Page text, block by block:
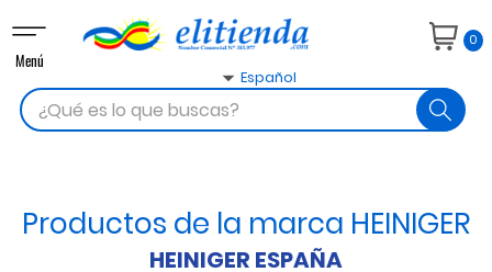
Navegación
de
palanca
Menú
0
Español

Productos de la marca HEINIGER
HEINIGER ESPAÑA